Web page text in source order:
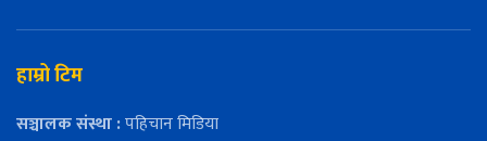
हाम्रो टिम
सञ्चालक संस्था :पहिचान मिडिया